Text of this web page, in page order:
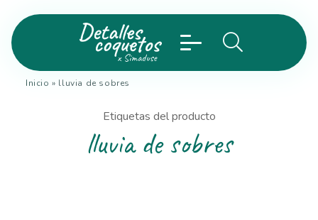
Inicio » lluvia de sobres
Etiquetas del producto
lluvia de sobres